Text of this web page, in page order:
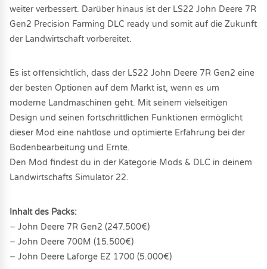
weiter verbessert. Darüber hinaus ist der LS22 John Deere 7R
Gen2 Precision Farming DLC ready und somit auf die Zukunft
der Landwirtschaft vorbereitet.
Es ist offensichtlich, dass der LS22 John Deere 7R Gen2 eine
der besten Optionen auf dem Markt ist, wenn es um
moderne Landmaschinen geht. Mit seinem vielseitigen
Design und seinen fortschrittlichen Funktionen ermöglicht
dieser Mod eine nahtlose und optimierte Erfahrung bei der
Bodenbearbeitung und Ernte.
Den Mod findest du in der Kategorie Mods & DLC in deinem
Landwirtschafts Simulator 22.
Inhalt des Packs:
− John Deere 7R Gen2 (247.500€)
− John Deere 700M (15.500€)
− John Deere Laforge EZ 1700 (5.000€)